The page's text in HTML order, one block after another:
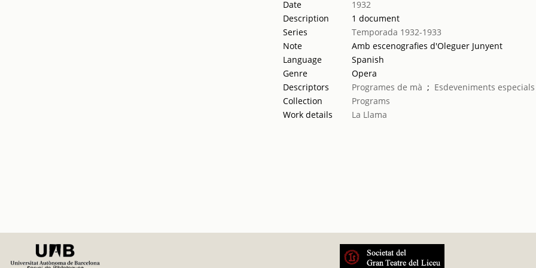
Date
1932
Description
1 document
Series
Temporada 1932-1933
Note
Amb escenografies d'Oleguer Junyent
Language
Spanish
Genre
Opera
Descriptors
Programes de mà ; Esdeveniments
Collection
Programs
Work details
La Llama